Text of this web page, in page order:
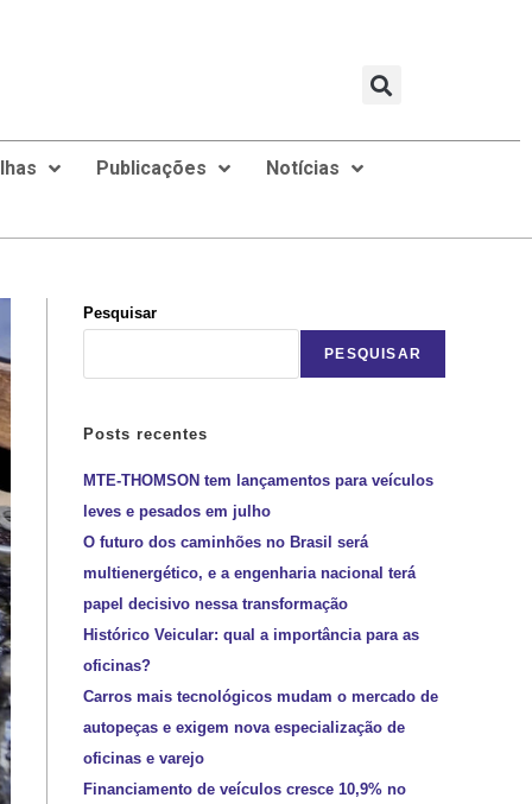
Publicações Notícias
Pesquisar
PESQUISAR
Posts recentes
MTE-THOMSON tem lançamentos para veículos
leves e pesados em julho
O futuro dos caminhões no Brasil será
multienergético, e a engenharia nacional terá
papel decisivo nessa transformação
Histórico Veicular: qual a importância para as
oficinas?
Carros mais tecnológicos mudam o mercado de
autopeças e exigem nova especialização de
oficinas e varejo
Financiamento de veículos cresce 10,9% no